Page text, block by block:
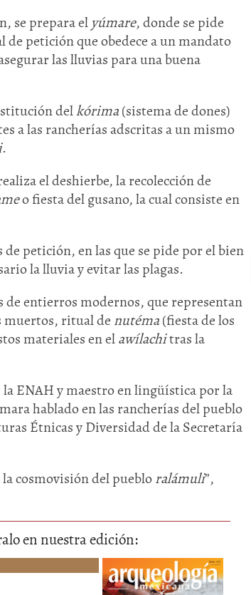
se prepara el yúmare, donde se pide
petición que obedece a un mandato
las lluvias para una buena
delkórima(sistema de dones)
a las rancherías adscritas a un mismo
.
el deshierbe, la recolección de
o fiesta del gusano, la cual consiste en
petición, en las que se pide por el bien
la lluvia y evitar las plagas.
de entierros modernos, que representan
muertos, ritual de nutéma(fiesta de los
materiales en elawílachitras la
ENAH y maestro en lingüística por la
hablado en las rancherías del pueblo
Étnicas y Diversidad de la Secretaría
cosmovisión del puebloralámuli”,
en nuestra edición:
Huasteca
Olmecas